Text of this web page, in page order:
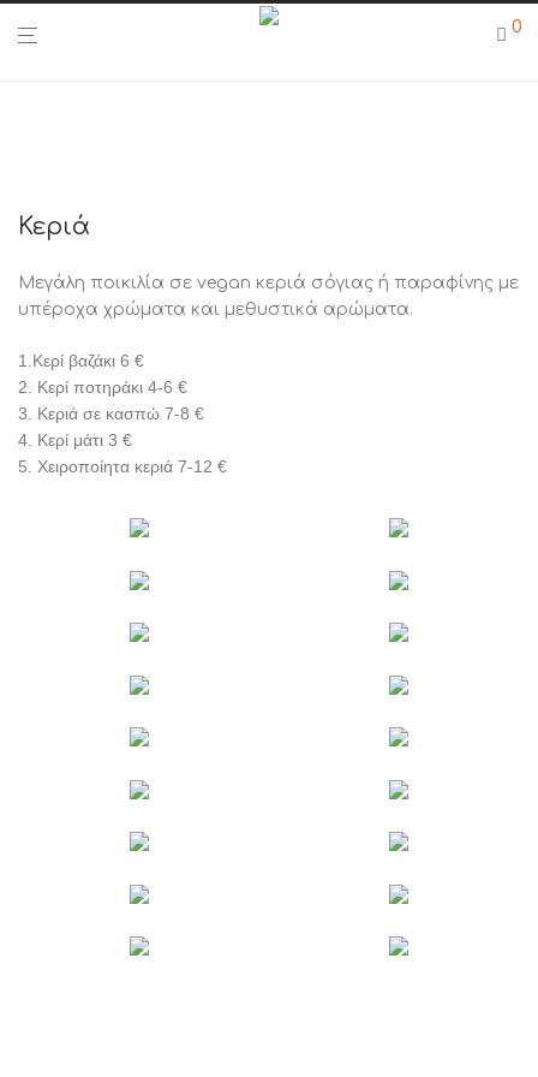
0
Κεριά
Μεγάλη ποικιλία σε vegan κεριά σόγιας ή παραφίνης με
υπέροχα χρώματα και μεθυστικά αρώματα.
1.Κερί βαζάκι 6 €
2. Κερί ποτηράκι 4-6 €
3. Κεριά σε κασπώ 7-8 €
4. Κερί μάτι 3 €
5. Χειροποίητα κεριά 7-12 €